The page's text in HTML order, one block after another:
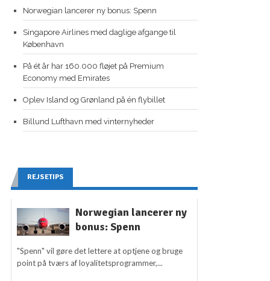
Norwegian lancerer ny bonus: Spenn
Singapore Airlines med daglige afgange til
København
På ét år har 160.000 fløjet på Premium
Economy med Emirates
Oplev Island og Grønland på én flybillet
Billund Lufthavn med vinternyheder
REJSETIPS
Norwegian lancerer ny
bonus: Spenn
"Spenn" vil gøre det lettere at optjene og bruge
point på tværs af loyalitetsprogrammer,...